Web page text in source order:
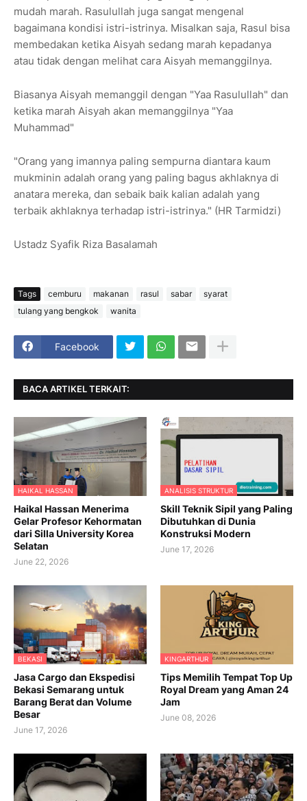
mudah marah. Rasulullah juga sangat mengenal
bagaimana kondisi istri-istrinya. Misalkan saja, Rasul bisa
membedakan ketika Aisyah sedang marah kepadanya
atau tidak dengan melihat cara Aisyah memanggilnya.
Biasanya Aisyah memanggil dengan "Yaa Rasulullah" dan
ketika marah Aisyah akan memanggilnya "Yaa
Muhammad"
"Orang yang imannya paling sempurna diantara kaum
mukminin adalah orang yang paling bagus akhlaknya di
anatara mereka, dan sebaik baik kalian adalah yang
terbaik akhlaknya terhadap istri-istrinya." (HR Tarmidzi)
Ustadz Syafik Riza Basalamah
Tags cemburu makanan rasul sabar
syarat
tulang yang bengkok
wanita
Facebook
BACA ARTIKEL TERKAIT:
HAIKAL HASSAN
Haikal Hassan Menerima
Gelar Profesor Kehormatan
dari Silla University Korea
Selatan
June 22, 2026
ANALISIS STRUKTUR
Skill Teknik Sipil yang Paling
Dibutuhkan di Dunia
Konstruksi Modern
June 17, 2026
BEKASI
Jasa Cargo dan Ekspedisi
Bekasi Semarang untuk
Barang Berat dan Volume
Besar
June 17, 2026
KINGARTHUR
Tips Memilih Tempat Top Up
Royal Dream yang Aman 24
Jam
June 08, 2026